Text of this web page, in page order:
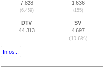
7.828
(6.459)
1.636
(155)
DTV
44.313
SV
4.697
(10,6%)
Infos...